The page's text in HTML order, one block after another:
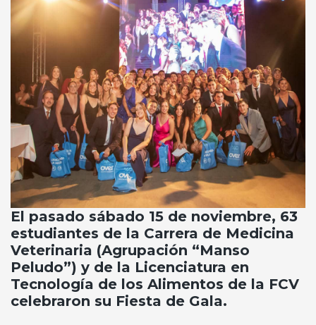
El pasado sábado 15 de noviembre, 63
estudiantes de la Carrera de Medicina
Veterinaria (Agrupación “Manso
Peludo”) y de la Licenciatura en
Tecnología de los Alimentos de la FCV
celebraron su Fiesta de Gala.